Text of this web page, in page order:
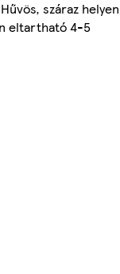
száraz helyen
eltartható 4-5